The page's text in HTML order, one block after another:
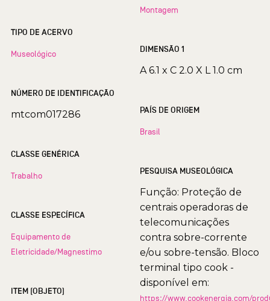
TIPO DE ACERVO
Museológico
NÚMERO DE IDENTIFICAÇÃO
mtcom017286
CLASSE GENÉRICA
Trabalho
CLASSE ESPECÍFICA
Equipamento de
Eletricidade/Magnestimo
ITEM (OBJETO)
Montagem
DIMENSÃO 1
A 6.1 x C 2.0 X L 1.0 cm
PAÍS DE ORIGEM
Brasil
PESQUISA MUSEOLÓGICA
Função: Proteção de
centrais operadoras de
telecomunicações
contra sobre-corrente
e/ou sobre-tensão. Bloco
terminal tipo cook -
disponível em:
https://www.cookenergia.com/